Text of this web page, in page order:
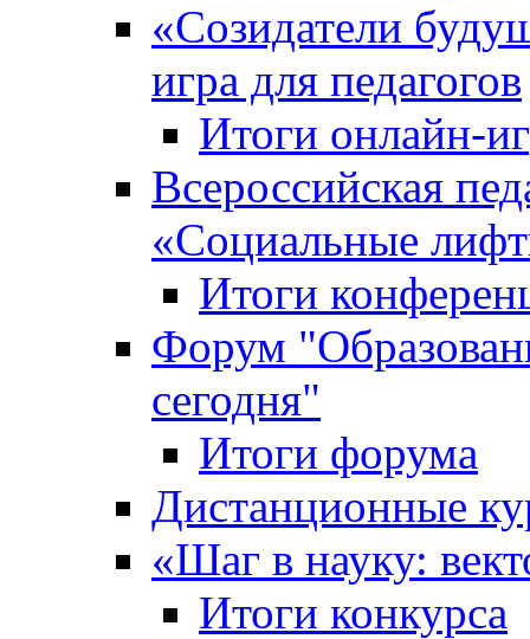
«Cозидатели
игра для педагогов
Итоги онлайн-
Всероссийская
«Cоциальные
Итоги
Форум
сегодня"
Итоги форума
Дистанционные
«Шаг в науку:
Итоги конкурса